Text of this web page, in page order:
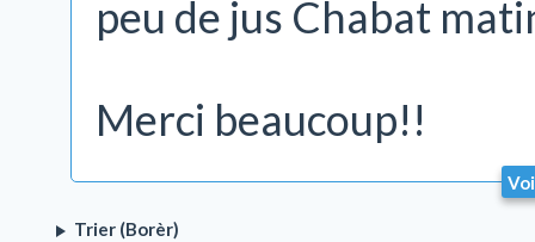
peu de jus Chabat
Merci beaucoup!!
Trier (Borèr)